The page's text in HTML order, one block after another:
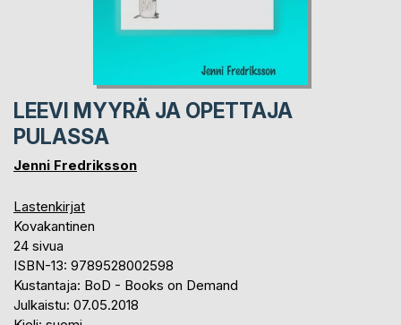
LEEVI MYYRÄ JA OPETTAJA
PULASSA
Jenni Fredriksson
Lastenkirjat
Kovakantinen
24 sivua
ISBN-13: 9789528002598
Kustantaja: BoD - Books on Demand
Julkaistu: 07.05.2018